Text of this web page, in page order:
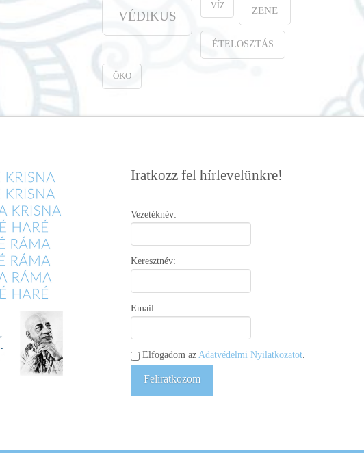
VÉDIKUS
VÍZ ZENE
ÉTELOSZTÁS
ÖKO
Iratkozz fel hírlevelünkre!
Vezetéknév:
Keresztnév:
Email:
Elfogadom azAdatvédelmi Nyilatkozatot.
Feliratkozom